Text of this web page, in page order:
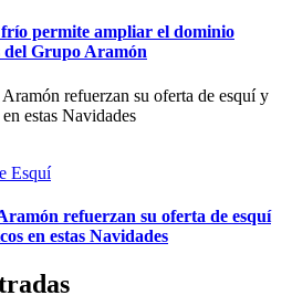
permite ampliar el dominio
del Grupo Aramón
Esquí
refuerzan su oferta de esquí
en estas Navidades